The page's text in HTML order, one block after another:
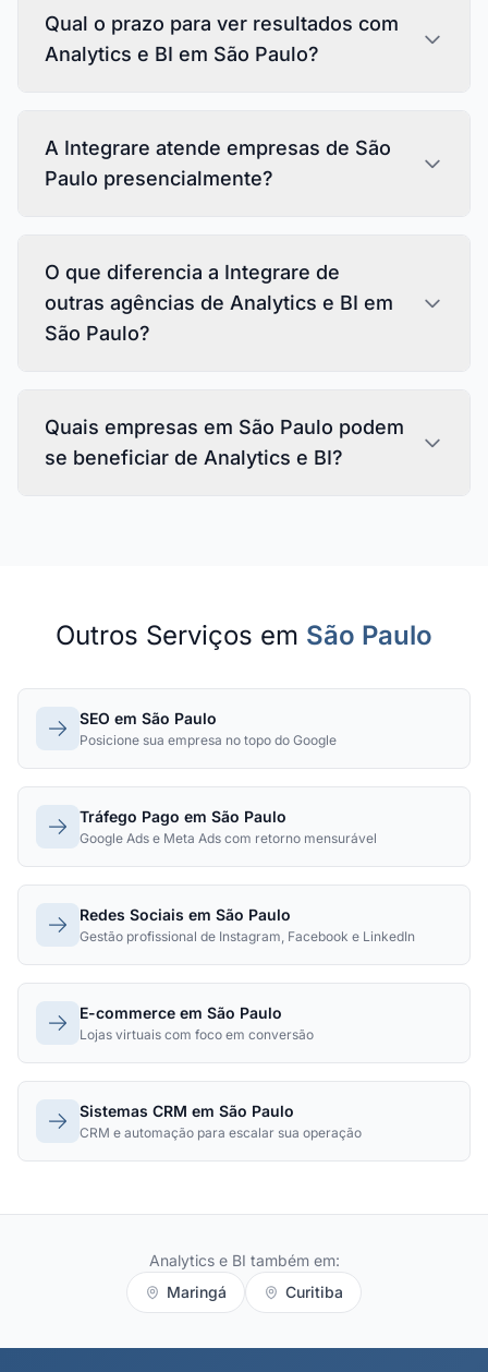
Qual o prazo para ver resultados com
Analytics e BI em São Paulo?
A Integrare atende empresas de São
Paulo presencialmente?
O que diferencia a Integrare de
outras agências de Analytics e BI em
São Paulo?
Quais empresas em São Paulo podem
se beneficiar de Analytics e BI?
Outros Serviços em São Paulo
SEO em São Paulo
Posicione sua empresa no topo do Google
Tráfego Pago em São Paulo
Google Ads e Meta Ads com retorno mensurável
Redes Sociais em São Paulo
Gestão profissional de Instagram, Facebook e LinkedIn
E-commerce em São Paulo
Lojas virtuais com foco em conversão
Sistemas CRM em São Paulo
CRM e automação para escalar sua operação
Analytics e BI também em:
Maringá
Curitiba